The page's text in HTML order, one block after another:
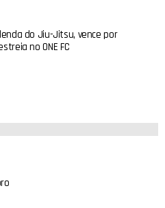
do Jiu-Jitsu, vence por
no ONE FC